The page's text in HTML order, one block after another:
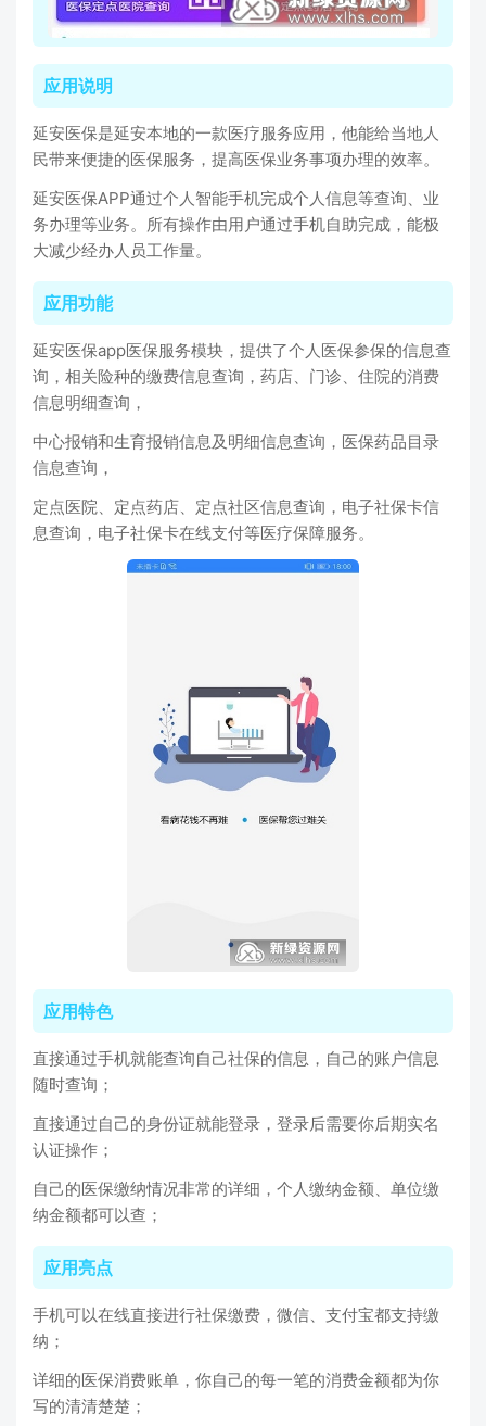
应用说明
延安医保是延安本地的一款医疗服务应用，他能给当地人
民带来便捷的医保服务，提高医保业务事项办理的效率。
延安医保APP通过个人智能手机完成个人信息等查询、业
务办理等业务。所有操作由用户通过手机自助完成，能极
大减少经办人员工作量。
应用功能
延安医保app医保服务模块，提供了个人医保参保的信息查
询，相关险种的缴费信息查询，药店、门诊、住院的消费
信息明细查询，
中心报销和生育报销信息及明细信息查询，医保药品目录
信息查询，
定点医院、定点药店、定点社区信息查询，电子社保卡信
息查询，电子社保卡在线支付等医疗保障服务。
应用特色
直接通过手机就能查询自己社保的信息，自己的账户信息
随时查询；
直接通过自己的身份证就能登录，登录后需要你后期实名
认证操作；
自己的医保缴纳情况非常的详细，个人缴纳金额、单位缴
纳金额都可以查；
应用亮点
手机可以在线直接进行社保缴费，微信、支付宝都支持缴
纳；
详细的医保消费账单，你自己的每一笔的消费金额都为你
写的清清楚楚；